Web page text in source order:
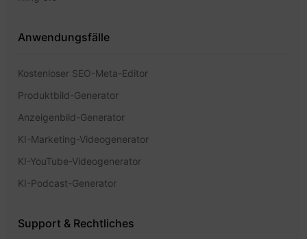
Anwendungsfälle
Kostenloser SEO-Meta-Editor
Produktbild-Generator
Anzeigenbild-Generator
KI-Marketing-Videogenerator
KI-YouTube-Videogenerator
KI-Podcast-Generator
Support & Rechtliches